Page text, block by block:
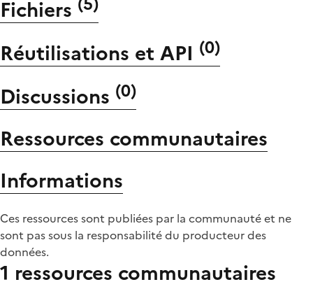
Fichiers
Réutilisations et API (0)
Discussions (0)
Ressources communautaires
Informations
Ces ressources sont publiées par la communauté et ne
sont pas sous la responsabilité du producteur des
données.
1 ressources communautaires